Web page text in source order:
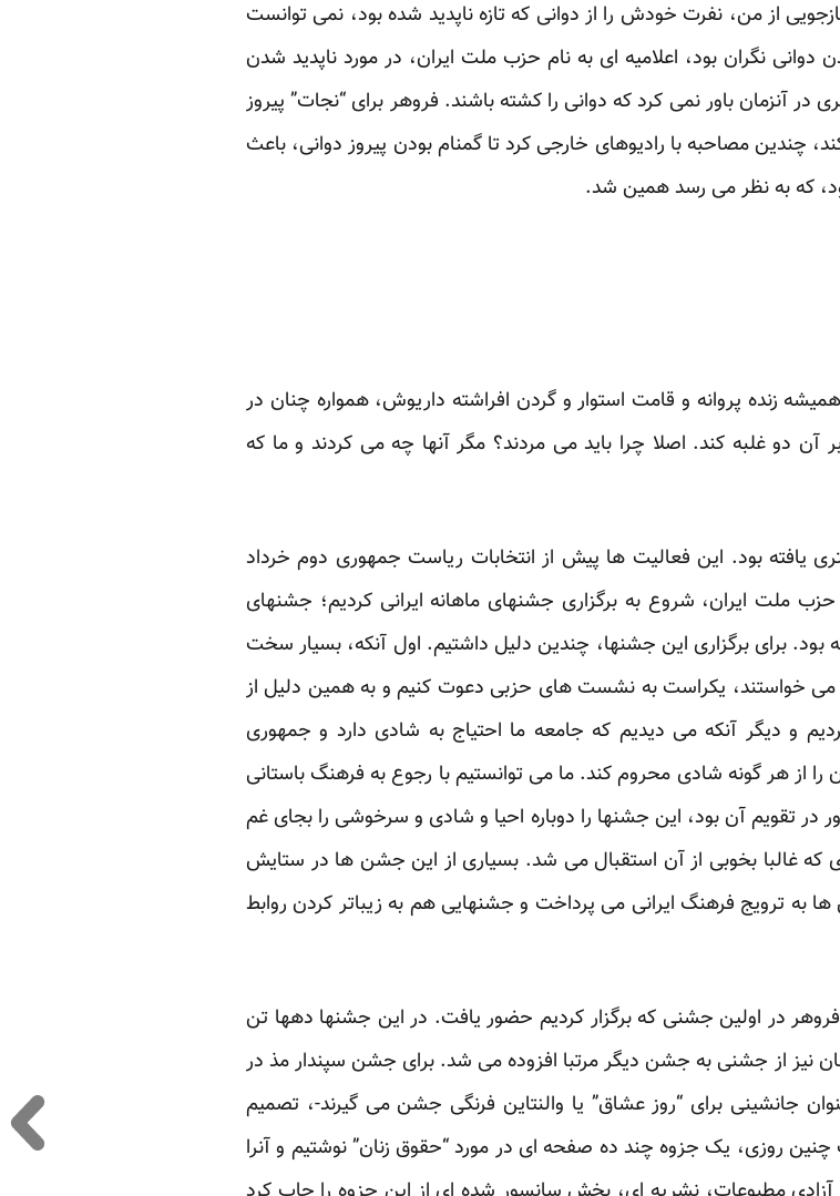
از من، نفرت خودش را از دوانی که تازه ناپدید شده بود، نمی توانست
نگران بود، اعلامیه ای به نام حزب ملت ایران، در مورد ناپدید شدن
آنزمان باور نمی کرد که دوانی را کشته باشند. فروهر برای “نجات” پیروز
چندین مصاحبه با رادیوهای خارجی کرد تا گمنام بودن پیروز دوانی، باعث
که به نظر می رسد همین شد.
زنده پروانه و قامت استوار و گردن افراشته داریوش، همواره چنان در
دو غلبه کند. اصلا چرا باید می مردند؟ مگر آنها چه می کردند و ما که
بود. این فعالیت ها پیش از انتخابات ریاست جمهوری دوم خرداد
طی سال ۱۳۷۶، ما جوانان حزب ملت ایران، شروع به برگزاری جشنهای ماهانه ایرانی کردیم؛ جشنهای
بود. برای برگزاری این جشنها، چندین دلیل داشتیم. اول آنکه، بسیار سخت
می خواستند، یکراست به نشست های حزبی دعوت کنیم و به همین دلیل از
و دیگر آنکه می دیدیم که جامعه ما احتیاج به شادی دارد و جمهوری
از هر گونه شادی محروم کند. ما می توانستیم با رجوع به فرهنگ باستانی
تقویم آن بود، این جشنها را دوباره احیا و شادی و سرخوشی را بجای غم
که غالبا بخوبی از آن استقبال می شد. بسیاری از این جشن ها در ستایش
ترویج فرهنگ ایرانی می پرداخت و جشنهایی هم به زیباتر کردن روابط
فروهر در اولین جشنی که برگزار کردیم حضور یافت. در این جشنها دهها تن
نیز از جشنی به جشن دیگر مرتبا افزوده می شد. برای جشن سپندار مذ در
به عنوان جانشینی برای “روز عشاق” یا والنتاین فرنگی جشن می گیرند-، تصمیم
چنین روزی، یک جزوه چند ده صفحه ای در مورد “حقوق زنان” نوشتیم و آنرا